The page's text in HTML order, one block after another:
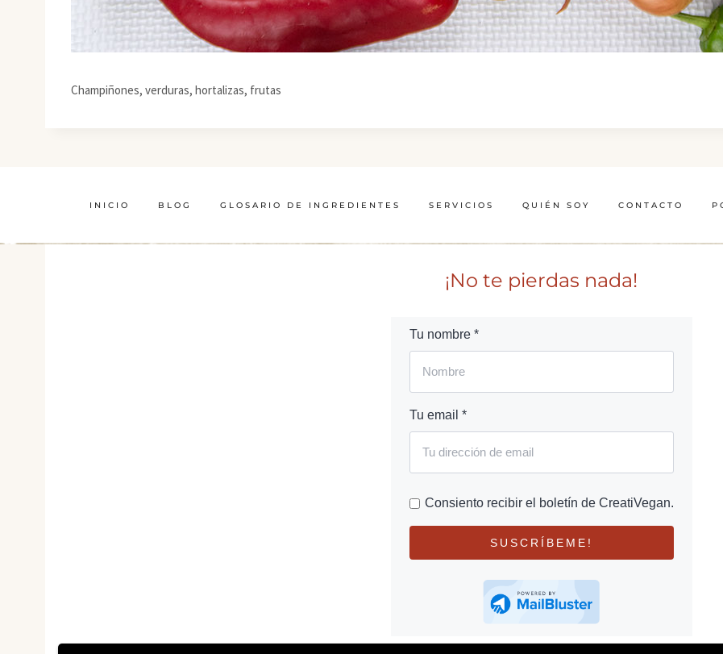
Champiñones, verduras, hortalizas, frutas
INICIO BLOG GLOSARIO DE INGREDIENTES SERVICIOS QUIÉN SOY CONTACTO
¡No te pierdas nada!
Tu nombre *
Tu email *
Consiento recibir el boletín de CreatiVegan.
SUSCRÍBEME!